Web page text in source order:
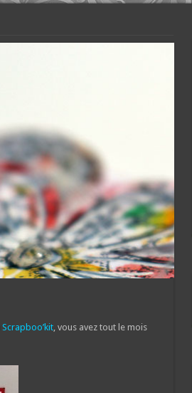
Scrapboo’kit, vous avez tout le mois